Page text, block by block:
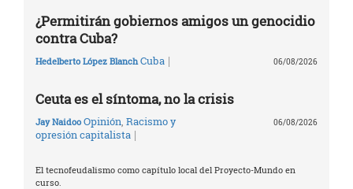
¿Permitirán gobiernos amigos un genocidio
contra Cuba?
Hedelberto López Blanch Cuba | 06/08/2026
Ceuta es el síntoma, no la crisis
Jay Naidoo Opinión, Racismo y
opresión capitalista |
06/08/2026
El tecnofeudalismo como capítulo local del Proyecto-Mundo en
curso.